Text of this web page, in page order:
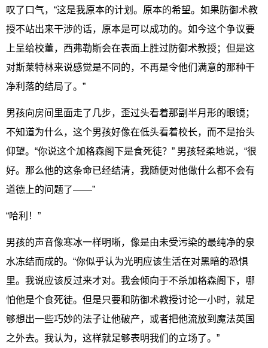
叹了口气，“这是我原本的计划。原本的希望。如果防御术教
授不站出来干涉的话，原本是可以成功的。如今这个争议要
上呈给校董，西弗勒斯会在表面上胜过防御术教授；但是这
对斯莱特林来说感觉是不同的，不再是令他们满意的那种干
净利落的结局了。”
男孩向房间里面走了几步，歪过头看着那副半月形的眼镜；
不知道为什么，这个男孩好像在低头看着校长，而不是抬头
仰望。“你说这个加格森阁下是食死徒？” 男孩轻柔地说，“很
好。那么他的这条命已经结清，我随便对他做什么都不会有
道德上的问题了——”
“哈利！”
男孩的声音像寒冰一样明晰，像是由未受污染的最纯净的泉
水冻结而成的。“你似乎认为光明应该生活在对黑暗的恐惧
里。我说应该反过来才对。我会倾向于不杀加格森阁下，哪
怕他是个食死徒。但是只要和防御术教授讨论一小时，就足
够想出一些巧妙的法子让他破产，或者把他流放到魔法英国
之外去。我认为，这样就足够表明我们的立场了。”